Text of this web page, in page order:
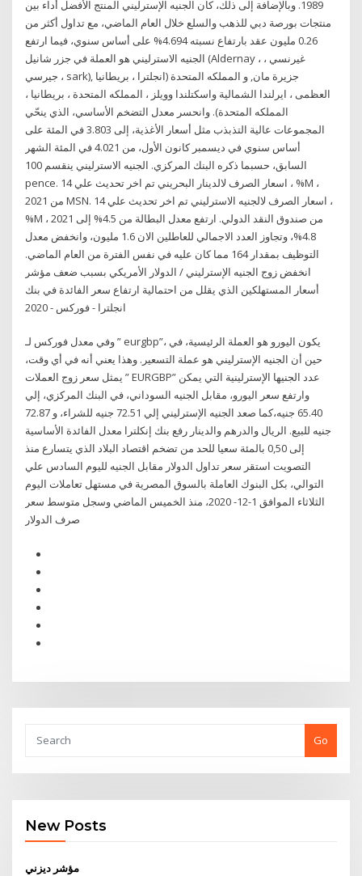
1989. وبالإضافة إلى ذلك، كان الجنيه الإسترليني المنتج الأفضل أداء بين
منتجات بورصة دبي للذهب والسلع خلال العام الماضي، مع تداول أكثر من
0.26 مليون عقد بارتفاع نسبته 4.694% على أساس سنوي، فيما ارتفع
الجنيه الاسترليني هو العملة في جزر شانيل (Aldernay ، غيرنسي ،
جيرسي ، sark), جزيرة مان, و المملكه المتحدة (انجلترا ، بريطانيا
العظمى ، ايرلندا الشمالية واسكتلندا وويلز ، المملكه المتحدة ، بريطانيا ،
المملكه المتحدة). وانحسر معدل التضخم الأساسي، الذي ينحّي
المجموعات عالية التذبذب مثل أسعار الأغذية، إلى 3.803 في المئة على
أساس سنوي في ديسمبر كانون الأول، من 4.021 في المئة الشهر
السابق، حسبما ذكره البنك المركزي. الجنيه الاسترليني ينقسم 100
pence. اسعار الصرف لالدينار البحريني تم اخر تحديث علي 14 ، %M ،
2021 من MSN. اسعار الصرف لالجنيه الاسترليني تم اخر تحديث علي 14 ،
%M ، 2021 من صندوق النقد الدولي. ارتفع معدل البطالة من 4.5% إلى
4.8%، وتجاوز العدد الاجمالي للعاطلين الان 1.6 مليون، وانخفض معدل
التوظيف بمقدار 164 مما كان عليه في نفس الفترة من العام الماضي.
انخفض زوج الجنيه الإسترليني / الدولار الأمريكي بسبب ضعف مؤشر
أسعار المستهلكين الذي يقلل من احتمالية ارتفاع سعر الفائدة في بنك
انجلترا - فوركس - 2020
وفي معدل فوركس لـ ” eurgbp”، يكون اليورو هو العملة الرئيسية، في
حين أن الجنيه الإسترليني هو عملة التسعير. وهذا يعني أنه في أي وقت،
يمثل سعر زوج العملات ” EURGBP” عدد الجنيها الإسترلينية التي يمكن
وارتفع سعر اليورو، مقابل الجنيه السوداني، في البنك المركزي، إلي
65.40 جنيه،كما صعد الجنيه الإسترليني إلي 72.51 جنيه للشراء، و 72.87
جنيه للبيع. الريال والدرهم والدينار رفع بنك إنكلترا معدل الفائدة الأساسية
إلى 0,50 بالمئة سعيا للحد من تضخم اقتصاد البلاد الذي يتسارع منذ
التصويت استقر سعر تداول الدولار مقابل الجنيه لليوم السادس علي
التوالي، بكل البنوك العاملة بالسوق المصرية في مستهل تعاملات اليوم
الثلاثاء الموافق 1-12- 2020، منذ الخميس الماضي وسجل متوسط سعر
صرف الدولار
Go
New Posts
مؤشر ديزني